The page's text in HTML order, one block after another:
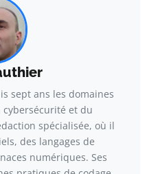
sept ans les domaines
cybersécurité et du
spécialisée, où il
des langages de
numériques. Ses